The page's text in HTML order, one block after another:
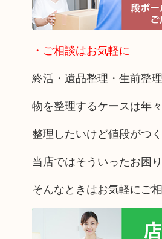
・ご相談はお気軽に
終活・遺品整理・生前整
物を整理するケースは年
整理したいけど値段がつ
当店ではそういったお困
そんなときはお気軽にご